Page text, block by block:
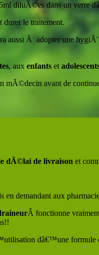
diluÃ©es dans un verre
durer le traitement.
Ã adopter une
, aux enfants et
mÃ©decin avant de
dÃ©lai de livraison et
demandant aux
Â fonctionne
dâ€™une formule